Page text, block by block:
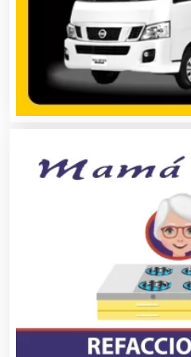
Automóviles Nuevos
Autopartes
Banquetes